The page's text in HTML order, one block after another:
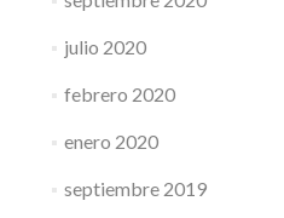
julio 2020
febrero 2020
enero 2020
septiembre 2019